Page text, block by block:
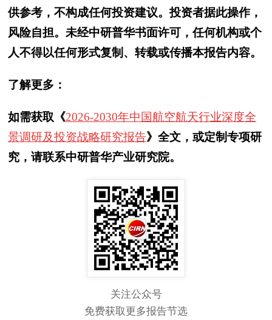
供参考，不构成任何投资建议。投资者据此操作，
风险自担。未经中研普华书面许可，任何机构或个
人不得以任何形式复制、转载或传播本报告内容。
了解更多：
如需获取《2026-2030年中国航空航天行业深度全
景调研及投资战略研究报告》全文，或定制专项研
究，请联系中研普华产业研究院。
关注公众号
免费获取更多报告节选